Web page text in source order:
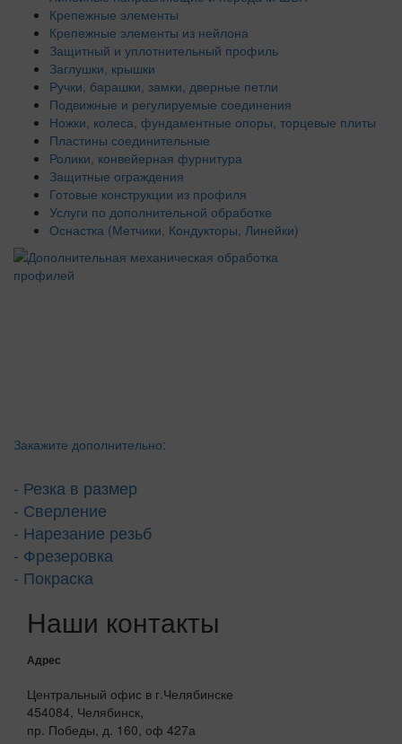
Крепежные элементы
Крепежные элементы из нейлона
Защитный и уплотнительный профиль
Заглушки, крышки
Ручки, барашки, замки, дверные петли
Подвижные и регулируемые соединения
Ножки, колеса, фундаментные опоры, торцевые плиты
Пластины соединительные
Ролики, конвейерная фурнитура
Защитные ограждения
Готовые конструкции из профиля
Услуги по дополнительной обработке
Оснастка (Метчики, Кондукторы, Линейки)
Закажите дополнительно:
- Резка в размер
- Сверление
- Нарезание резьб
- Фрезеровка
- Покраска
Наши контакты
Адрес
Центральный офис в г.Челябинске
454084, Челябинск,
пр. Победы, д. 160, оф 427а